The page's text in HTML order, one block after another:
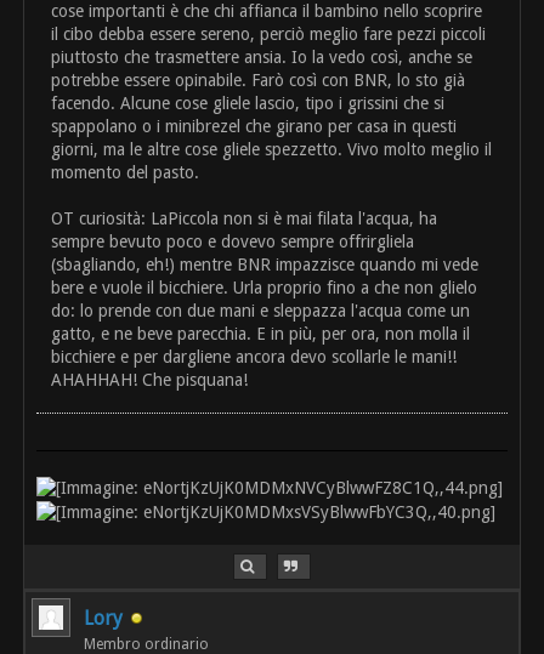
cose importanti è che chi affianca il bambino nello scoprire
il cibo debba essere sereno, perciò meglio fare pezzi piccoli
piuttosto che trasmettere ansia. Io la vedo così, anche se
potrebbe essere opinabile. Farò così con BNR, lo sto già
facendo. Alcune cose gliele lascio, tipo i grissini che si
spappolano o i minibrezel che girano per casa in questi
giorni, ma le altre cose gliele spezzetto. Vivo molto meglio il
momento del pasto.
OT curiosità: LaPiccola non si è mai filata l'acqua, ha
sempre bevuto poco e dovevo sempre offrirgliela
(sbagliando, eh!) mentre BNR impazzisce quando mi vede
bere e vuole il bicchiere. Urla proprio fino a che non glielo
do: lo prende con due mani e sleppazza l'acqua come un
gatto, e ne beve parecchia. E in più, per ora, non molla il
bicchiere e per dargliene ancora devo scollarle le mani!!
AHAHHAH! Che pisquana!
Lory
Membro ordinario